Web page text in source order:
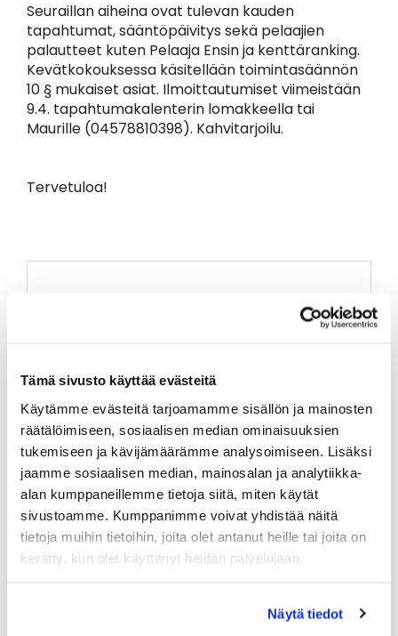
Tämä sivusto käyttää evästeitä
Käytämme evästeitä tarjoamamme sisällön ja mainosten
räätälöimiseen, sosiaalisen median ominaisuuksien
tukemiseen ja kävijämäärämme analysoimiseen. Lisäksi
jaamme sosiaalisen median, mainosalan ja analytiikka-
alan kumppaneillemme tietoja siitä, miten käytät
sivustoamme. Kumppanimme voivat yhdistää näitä
tietoja muihin tietoihin, joita olet antanut heille tai joita on
kerätty, kun olet käyttänyt heidän palvelujaan.
Näytä tiedot
Seuraillan aiheina ovat tulevan kauden
tapahtumat, sääntöpäivitys sekä pelaajien
palautteet kuten Pelaaja Ensin ja kenttäranking.
Kevätkokouksessa käsitellään toimintasäännön
10 § mukaiset asiat. Ilmoittautumiset viimeistään
9.4. tapahtumakalenterin lomakkeella tai
Maurille (04578810398). Kahvitarjoilu.
Tervetuloa!
ILMOITTAUDU
RADALLA RESORT UIMARINTIE 1, KAUSALA
TAPAHTUMAN SIJAINTI
KARTALLA